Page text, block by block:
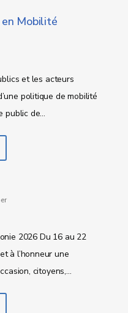
Mobilité
et les acteurs
politique de mobilité
public de...
2026 Du 16 au 22
à l’honneur une
citoyens,...